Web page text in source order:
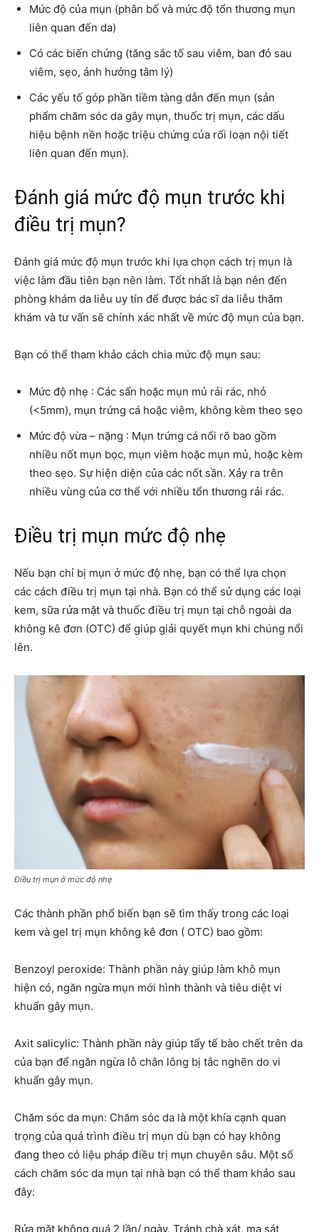
Mức độ của mụn (phân bố và mức độ tổn thương mụn
liên quan đến da)
Có các biến chứng (tăng sắc tố sau viêm, ban đỏ sau
viêm, sẹo, ảnh hưởng tâm lý)
Các yếu tố góp phần tiềm tàng dẫn đến mụn (sản
phẩm chăm sóc da gây mụn, thuốc trị mụn, các dấu
hiệu bệnh nền hoặc triệu chứng của rối loạn nội tiết
liên quan đến mụn).
Đánh giá mức độ mụn trước khi
điều trị mụn?
Đánh giá mức độ mụn trước khi lựa chọn cách trị mụn là
việc làm đầu tiên bạn nên làm. Tốt nhất là bạn nên đến
phòng khám da liễu uy tín để được bác sĩ da liễu thăm
khám và tư vấn sẽ chính xác nhất về mức độ mụn của bạn.
Bạn có thể tham khảo cách chia mức độ mụn sau:
Mức độ nhẹ : Các sẩn hoặc mụn mủ rải rác, nhỏ
(<5mm), mụn trứng cá hoặc viêm, không kèm theo sẹo
Mức độ vừa – nặng : Mụn trứng cá nổi rõ bao gồm
nhiều nốt mụn bọc, mụn viêm hoặc mụn mủ, hoặc kèm
theo sẹo. Sự hiện diện của các nốt sần. Xảy ra trên
nhiều vùng của cơ thể với nhiều tổn thương rải rác.
Điều trị mụn mức độ nhẹ
Nếu bạn chỉ bị mụn ở mức độ nhẹ, bạn có thể lựa chọn
các cách điều trị mụn tại nhà. Bạn có thể sử dụng các loại
kem, sữa rửa mặt và thuốc điều trị mụn tại chỗ ngoài da
không kê đơn (OTC) để giúp giải quyết mụn khi chúng nổi
lên.
Điều trị mụn ở mức độ nhẹ
Các thành phần phổ biến bạn sẽ tìm thấy trong các loại
kem và gel trị mụn không kê đơn ( OTC) bao gồm:
Benzoyl peroxide: Thành phần này giúp làm khô mụn
hiện có, ngăn ngừa mụn mới hình thành và tiêu diệt vi
khuẩn gây mụn.
Axit salicylic: Thành phần này giúp tẩy tế bào chết trên da
của bạn để ngăn ngừa lỗ chân lông bị tắc nghẽn do vi
khuẩn gây mụn.
Chăm sóc da mụn: Chăm sóc da là một khía cạnh quan
trọng của quá trình điều trị mụn dù bạn có hay không
đang theo có liệu pháp điều trị mụn chuyên sâu. Một số
cách chăm sóc da mụn tại nhà bạn có thể tham khảo sau
đây:
Rửa mặt không quá 2 lần/ ngày. Tránh chà xát, ma sát